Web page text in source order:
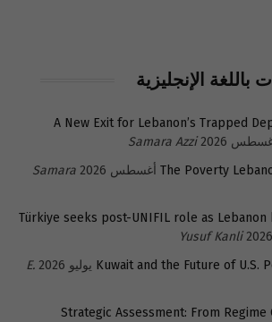
باللغة الإنجليزية
A New Exit for Lebanon’s Trapped
Samara Azzi
The Poverty
Samara
Türkiye seeks post-UNIFIL role as
Yusuf Kanli
Kuwait and the Future of U.S.
E.
Strategic Assessment: From Regime